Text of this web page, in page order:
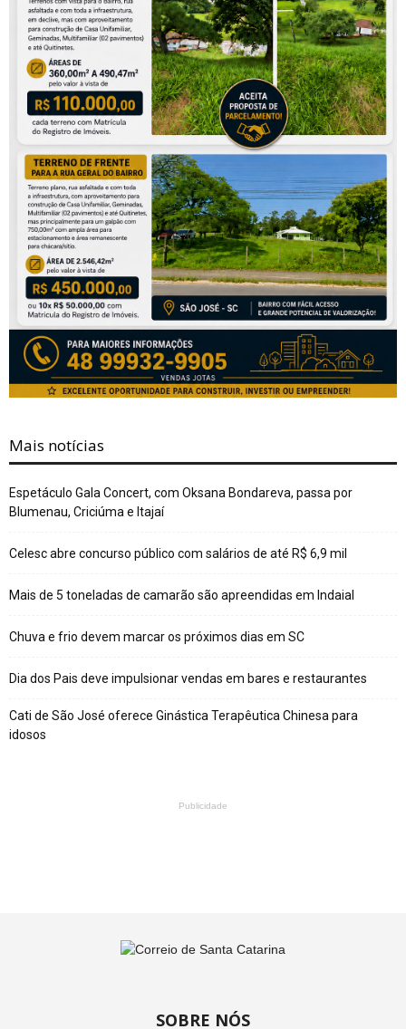
Mais notícias
Espetáculo Gala Concert, com Oksana Bondareva, passa por
Blumenau, Criciúma e Itajaí
Celesc abre concurso público com salários de até R$ 6,9 mil
Mais de 5 toneladas de camarão são apreendidas em Indaial
Chuva e frio devem marcar os próximos dias em SC
Dia dos Pais deve impulsionar vendas em bares e restaurantes
Cati de São José oferece Ginástica Terapêutica Chinesa para
idosos
Publicidade
SOBRE NÓS